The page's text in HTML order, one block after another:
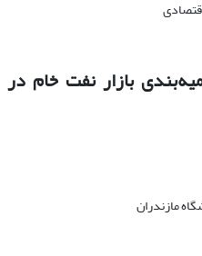
بازار نفت خام در
مازندران